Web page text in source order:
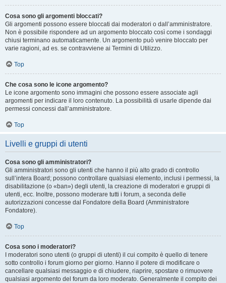
Cosa sono gli argomenti bloccati?
Gli argomenti possono essere bloccati dai moderatori o dall’amministratore.
Non è possibile rispondere ad un argomento bloccato così come i sondaggi
chiusi terminano automaticamente. Un argomento può venire bloccato per
varie ragioni, ad es. se contravviene ai Termini di Utilizzo.
Top
Che cosa sono le icone argomento?
Le icone argomento sono immagini che possono essere associate agli
argomenti per indicare il loro contenuto. La possibilità di usarle dipende dai
permessi concessi dall’amministratore.
Top
Livelli e gruppi di utenti
Cosa sono gli amministratori?
Gli amministratori sono gli utenti che hanno il più alto grado di controllo
sull’intera Board; possono controllare qualsiasi elemento, inclusi i permessi, la
disabilitazione (o «ban») degli utenti, la creazione di moderatori e gruppi di
utenti, ecc. Inoltre, possono moderare tutti i forum, a seconda delle
autorizzazioni concesse dal Fondatore della Board (Amministratore
Fondatore).
Top
Cosa sono i moderatori?
I moderatori sono utenti (o gruppi di utenti) il cui compito è quello di tenere
sotto controllo i forum giorno per giorno. Hanno il potere di modificare o
cancellare qualsiasi messaggio e di chiudere, riaprire, spostare o rimuovere
qualsiasi argomento del forum da loro moderato. Generalmente il compito dei